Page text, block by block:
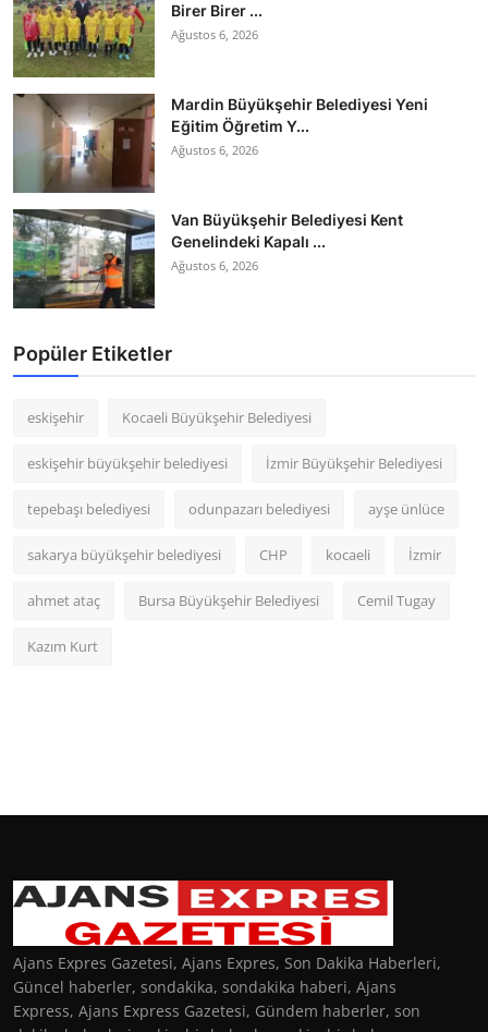
Birer Birer ...
Ağustos 6, 2026
Mardin Büyükşehir Belediyesi Yeni
Eğitim Öğretim Y...
Ağustos 6, 2026
Van Büyükşehir Belediyesi Kent
Genelindeki Kapalı ...
Ağustos 6, 2026
Popüler Etiketler
eskişehir Kocaeli Büyükşehir Belediyesi
eskişehir büyükşehir belediyesi İzmir Büyükşehir Belediyesi
tepebaşı belediyesi odunpazarı belediyesi ayşe ünlüce
sakarya büyükşehir belediyesi CHP kocaeli İzmir
ahmet ataç Bursa Büyükşehir Belediyesi Cemil Tugay
Kazım Kurt
Ajans Expres Gazetesi, Ajans Expres, Son Dakika Haberleri,
Güncel haberler, sondakika, sondakika haberi, Ajans
Express, Ajans Express Gazetesi, Gündem haberler, son